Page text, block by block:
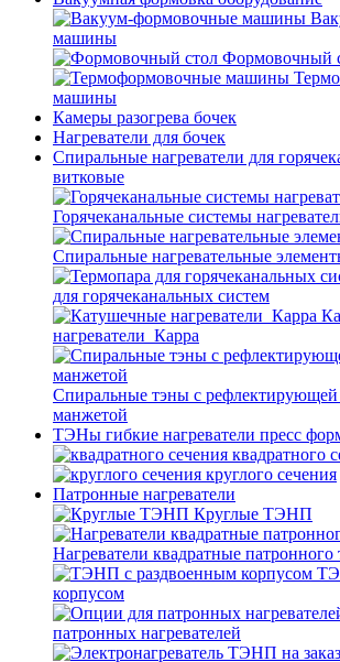
машины
Формовочный
машины
Камеры разогрева бочек
Нагреватели для бочек
Спиральные нагреватели для
витковые
Горячеканальные системы
Спиральные нагревательные
для горячеканальных систем
нагреватели_Карра
Спиральные тэны с рефлектирующей
манжетой
ТЭНы гибкие нагреватели пресс
квадратного
круглого сечения
Патронные нагреватели
Круглые ТЭНП
Нагреватели квадратные патронного
корпусом
патронных нагревателей